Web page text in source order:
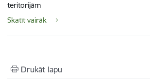
teritorijām
Skatīt vairāk
Drukāt lapu